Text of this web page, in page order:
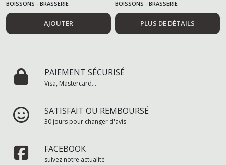
BOISSONS - BRASSERIE
AJOUTER
BOISSONS - BRASSERIE
PLUS DE DÉTAILS
PAIEMENT SÉCURISÉ
Visa, Mastercard...
SATISFAIT OU REMBOURSÉ
30 jours pour changer d'avis
FACEBOOK
suivez notre actualité